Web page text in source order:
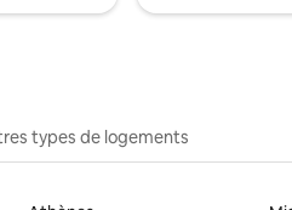
types de logements